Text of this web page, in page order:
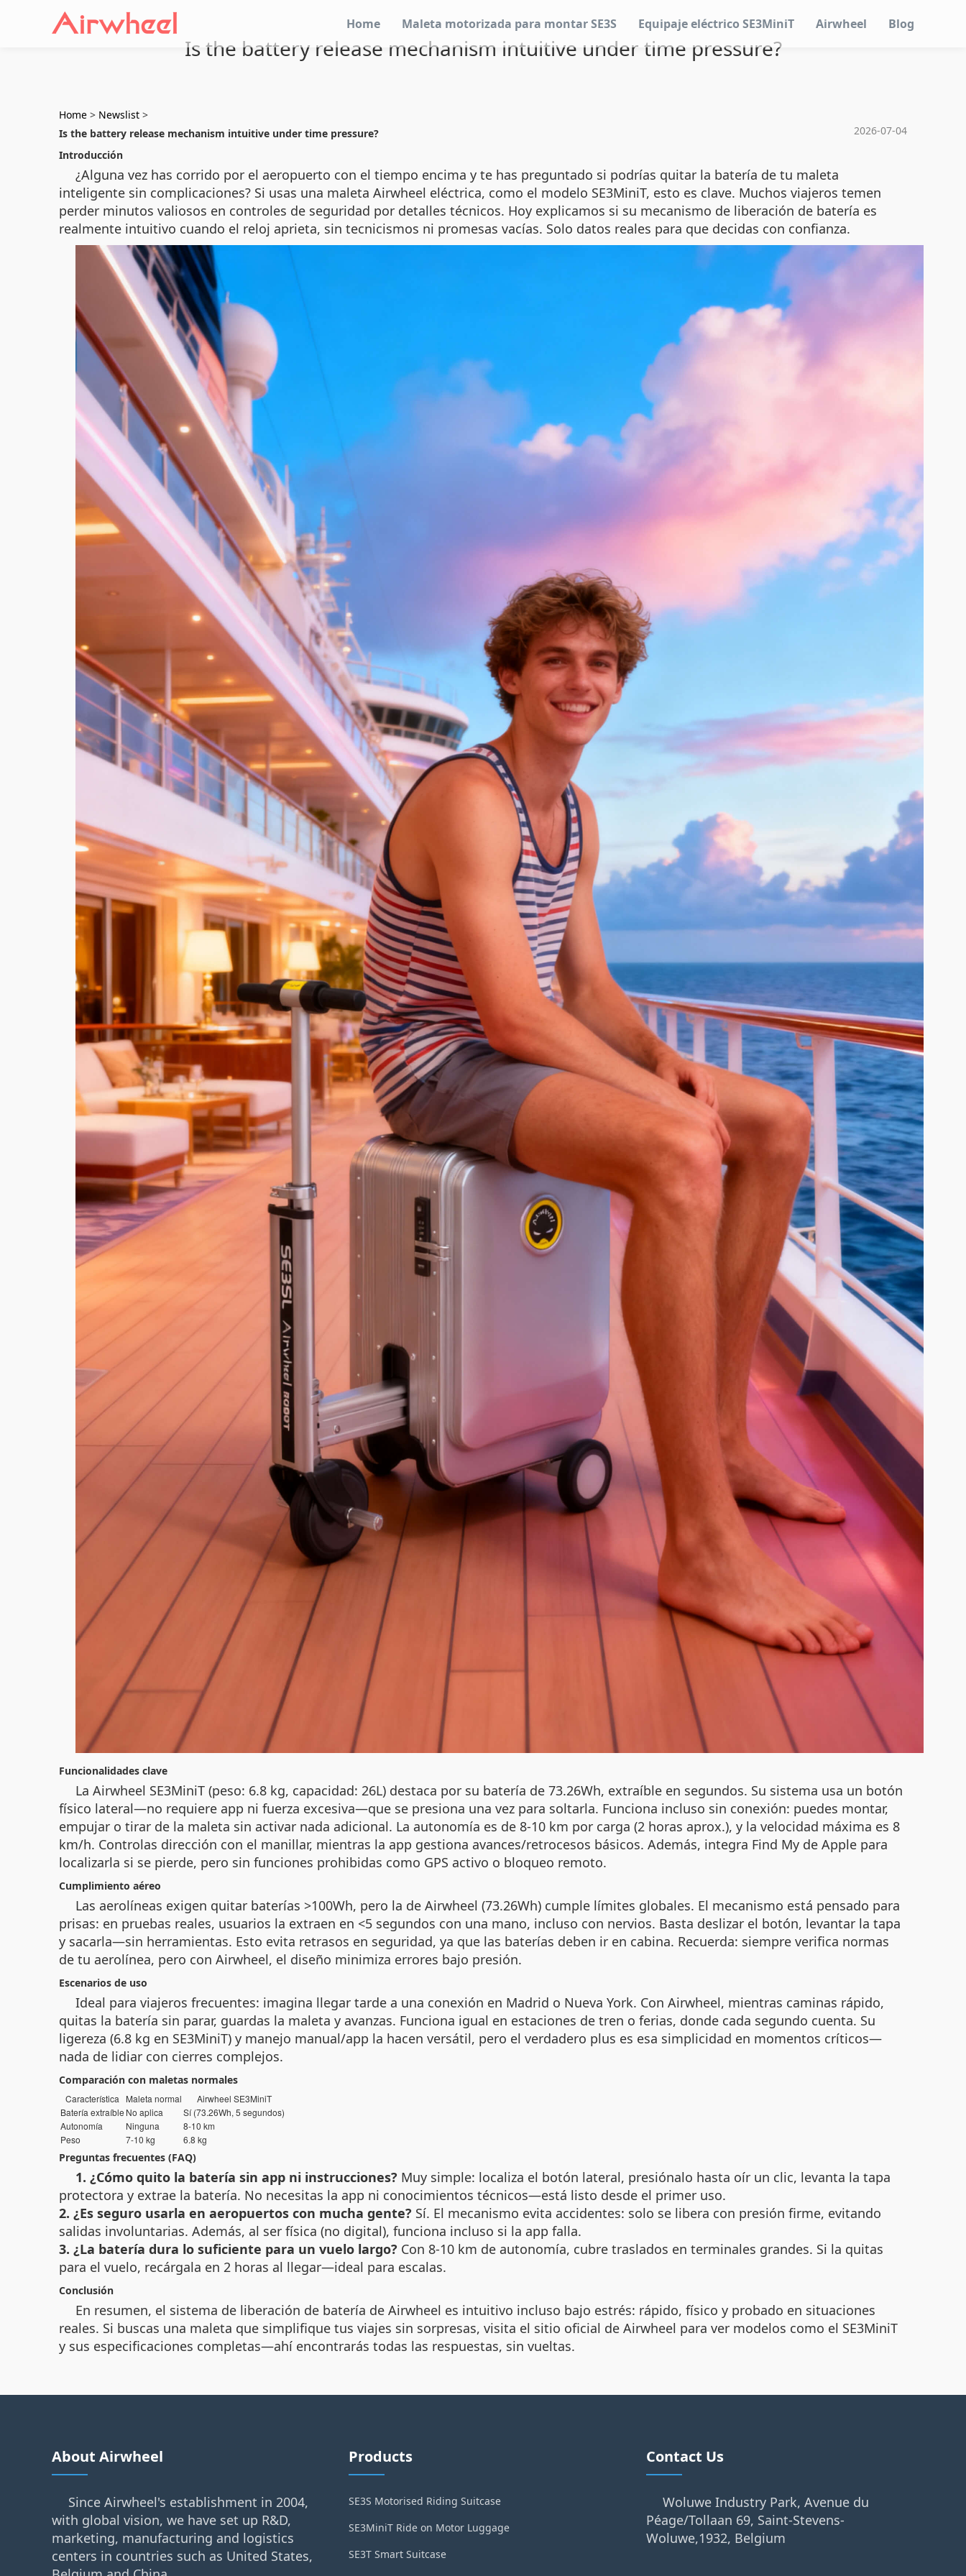
Home Maleta motorizada para montar SE3S Equipaje eléctrico SE3MiniT Airwheel Blog
Is the battery release mechanism intuitive under time pressure?
Home > Newslist >
2026-07-04
Is the battery release mechanism intuitive under time pressure?
Introducción
¿Alguna vez has corrido por el aeropuerto con el tiempo encima y te has preguntado si podrías quitar la batería de tu maleta
inteligente sin complicaciones? Si usas una maleta Airwheel eléctrica, como el modelo SE3MiniT, esto es clave. Muchos viajeros temen
perder minutos valiosos en controles de seguridad por detalles técnicos. Hoy explicamos si su mecanismo de liberación de batería es
realmente intuitivo cuando el reloj aprieta, sin tecnicismos ni promesas vacías. Solo datos reales para que decidas con confianza.
Funcionalidades clave
La Airwheel SE3MiniT (peso: 6.8 kg, capacidad: 26L) destaca por su batería de 73.26Wh, extraíble en segundos. Su sistema usa un botón
físico lateral—no requiere app ni fuerza excesiva—que se presiona una vez para soltarla. Funciona incluso sin conexión: puedes montar,
empujar o tirar de la maleta sin activar nada adicional. La autonomía es de 8-10 km por carga (2 horas aprox.), y la velocidad máxima es 8
km/h. Controlas dirección con el manillar, mientras la app gestiona avances/retrocesos básicos. Además, integra Find My de Apple para
localizarla si se pierde, pero sin funciones prohibidas como GPS activo o bloqueo remoto.
Cumplimiento aéreo
Las aerolíneas exigen quitar baterías >100Wh, pero la de Airwheel (73.26Wh) cumple límites globales. El mecanismo está pensado para
prisas: en pruebas reales, usuarios la extraen en <5 segundos con una mano, incluso con nervios. Basta deslizar el botón, levantar la tapa
y sacarla—sin herramientas. Esto evita retrasos en seguridad, ya que las baterías deben ir en cabina. Recuerda: siempre verifica normas
de tu aerolínea, pero con Airwheel, el diseño minimiza errores bajo presión.
Escenarios de uso
Ideal para viajeros frecuentes: imagina llegar tarde a una conexión en Madrid o Nueva York. Con Airwheel, mientras caminas rápido,
quitas la batería sin parar, guardas la maleta y avanzas. Funciona igual en estaciones de tren o ferias, donde cada segundo cuenta. Su
ligereza (6.8 kg en SE3MiniT) y manejo manual/app la hacen versátil, pero el verdadero plus es esa simplicidad en momentos críticos—
nada de lidiar con cierres complejos.
Comparación con maletas normales
Característica Maleta normal
Airwheel SE3MiniT
Batería extraíble No aplica
Sí (73.26Wh, 5 segundos)
Autonomía
Ninguna
8-10 km
Peso
7-10 kg 6.8 kg
Preguntas frecuentes (FAQ)
1. ¿Cómo quito la batería sin app ni instrucciones? Muy simple: localiza el botón lateral, presiónalo hasta oír un clic, levanta la tapa
protectora y extrae la batería. No necesitas la app ni conocimientos técnicos—está listo desde el primer uso.
2. ¿Es seguro usarla en aeropuertos con mucha gente? Sí. El mecanismo evita accidentes: solo se libera con presión firme, evitando
salidas involuntarias. Además, al ser física (no digital), funciona incluso si la app falla.
3. ¿La batería dura lo suficiente para un vuelo largo? Con 8-10 km de autonomía, cubre traslados en terminales grandes. Si la quitas
para el vuelo, recárgala en 2 horas al llegar—ideal para escalas.
Conclusión
En resumen, el sistema de liberación de batería de Airwheel es intuitivo incluso bajo estrés: rápido, físico y probado en situaciones
reales. Si buscas una maleta que simplifique tus viajes sin sorpresas, visita el sitio oficial de Airwheel para ver modelos como el SE3MiniT
y sus especificaciones completas—ahí encontrarás todas las respuestas, sin vueltas.
About Airwheel
Since Airwheel's establishment in 2004,
with global vision, we have set up R&D,
marketing, manufacturing and logistics
centers in countries such as United States,
Products
SE3S Motorised Riding Suitcase
SE3MiniT Ride on Motor Luggage
SE3T Smart Suitcase
Contact Us
Woluwe Industry Park, Avenue du
Péage/Tollaan 69, Saint-Stevens-
Woluwe,1932, Belgium